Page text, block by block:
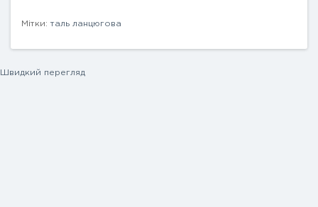
Мітки:таль ланцюгова
Швидкий перегляд